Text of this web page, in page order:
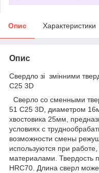
Опис Характеристики
Опис
Свердло зі змінними
C25 3D
Сверло со сменными
51 C25 3D, диаметром
хвостовика 25мм,
условиях с
возможности смены
используются при
материалами. Твердость
HRC70. Длина сверл